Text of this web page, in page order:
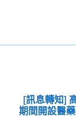
[訊息轉知]
期間開設醫